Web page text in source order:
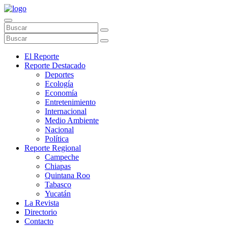
El Reporte
Reporte Destacado
Deportes
Ecología
Economía
Entretenimiento
Internacional
Medio Ambiente
Nacional
Política
Reporte Regional
Campeche
Chiapas
Quintana Roo
Tabasco
Yucatán
La Revista
Directorio
Contacto